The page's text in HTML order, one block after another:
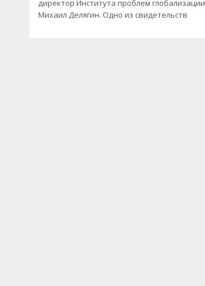
директор Института проблем глобализации
Михаил Делягин. Одно из свидетельств